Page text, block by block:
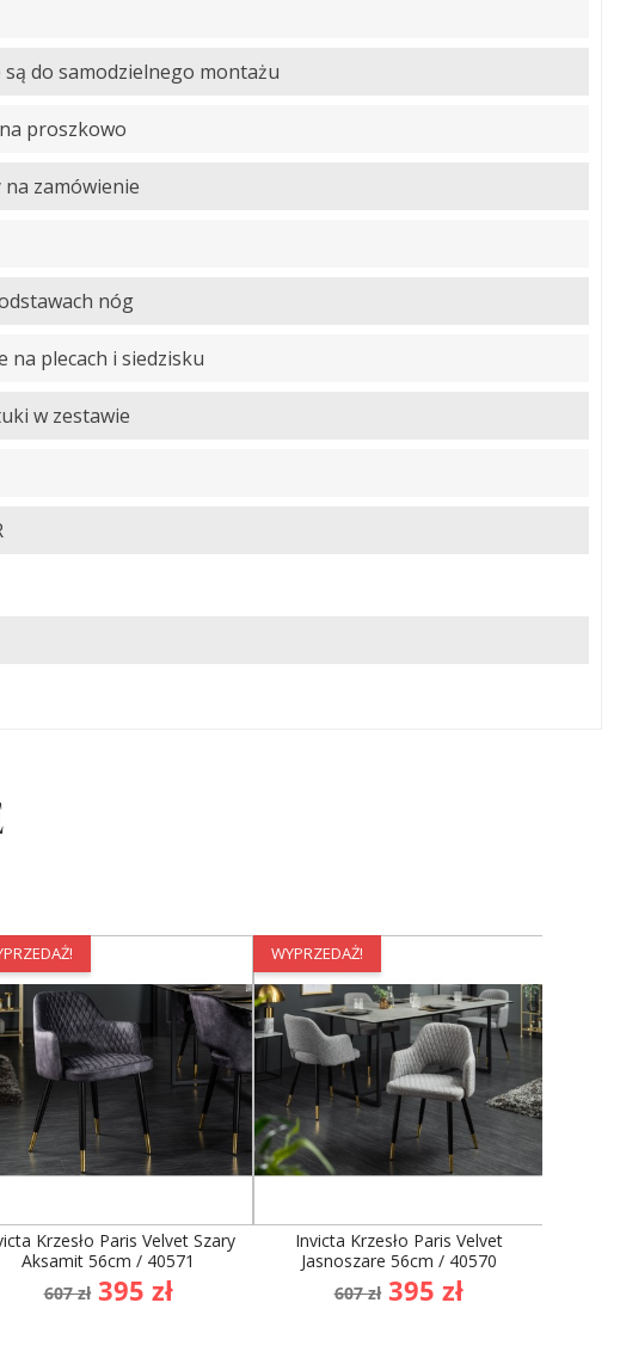
są do samodzielnego montażu
proszkowo
zamówienie
nóg
na plecach i siedzisku
w zestawie
Krzesło Paris Velvet Szary
Aksamit 56cm / 40571
Cena
podstawowa
607 zł Cena
395 zł
WYPRZEDAŻ!
Invicta Krzesło Paris Velvet
Jasnoszare 56cm / 40570
Cena
podstawowa
607 zł Cena
395 zł